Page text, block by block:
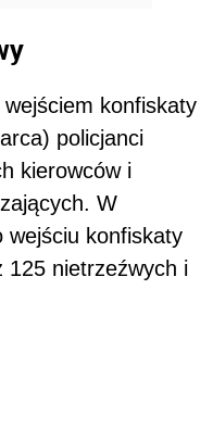
wejściem konfiskaty
policjanci
kierowców i
W
wejściu konfiskaty
125 nietrzeźwych i